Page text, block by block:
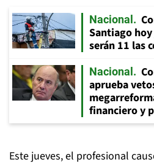
Nacional
Santiago
serán 11 las
Nacional
aprueba
financiero y
Este jueves, el profesional